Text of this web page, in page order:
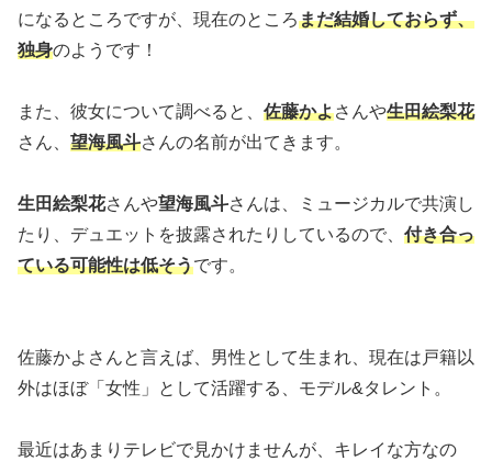
になるところですが、現在のところまだ結婚しておらず、
独身のようです！
また、彼女について調べると、 佐藤かよさんや生田絵梨花
さん、 望海風斗さんの名前が出てきます。
生田絵梨花さんや望海風斗さんは、ミュージカルで共演し
たり、デュエットを披露されたりしているので、 付き合っ
ている可能性は低そうです。
佐藤かよさんと言えば、男性として生まれ、現在は戸籍以
外はほぼ「女性」として活躍する、モデル&タレント。
最近はあまりテレビで見かけませんが、キレイな方なの